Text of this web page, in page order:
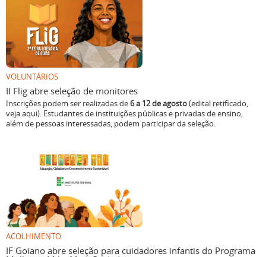
VOLUNTÁRIOS
II Flig abre seleção de monitores
Inscrições podem ser realizadas de6 a 12 de agosto(edital retificado,
veja aqui). Estudantes de instituições públicas e privadas de ensino,
além de pessoas interessadas, podem participar da seleção.
ACOLHIMENTO
IF Goiano abre seleção para cuidadores infantis do Programa